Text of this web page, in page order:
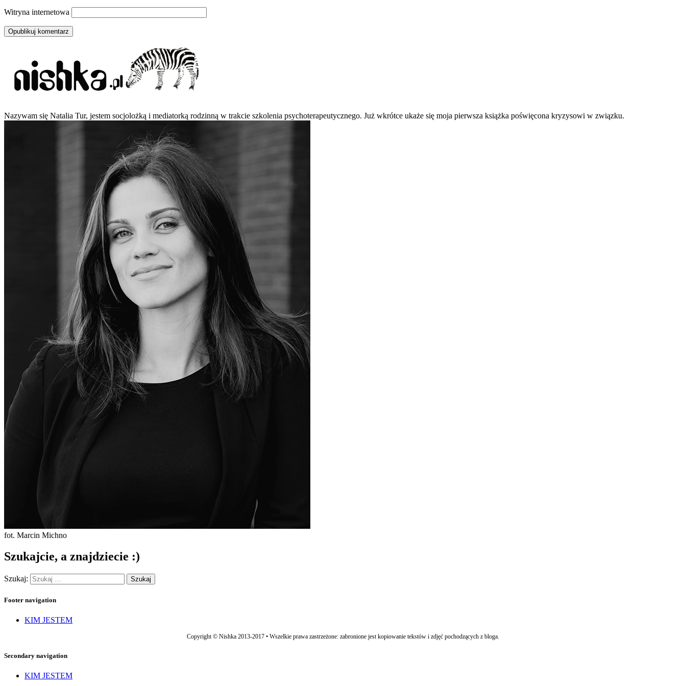
Witryna internetowa
Nazywam się Natalia Tur, jestem socjolożką i mediatorką rodzinną w trakcie szkolenia psychoterapeutycznego. Już wkrótce ukaże się moja pierwsza książka poświęcona kryzysowi w związku.
fot. Marcin Michno
Szukajcie, a znajdziecie :)
Szukaj:
Footer navigation
KIM JESTEM
Copyright © Nishka 2013-2017 • Wszelkie prawa zastrzeżone: zabronione jest kopiowanie tekstów i zdjęć pochodzących z bloga.
Secondary navigation
KIM JESTEM